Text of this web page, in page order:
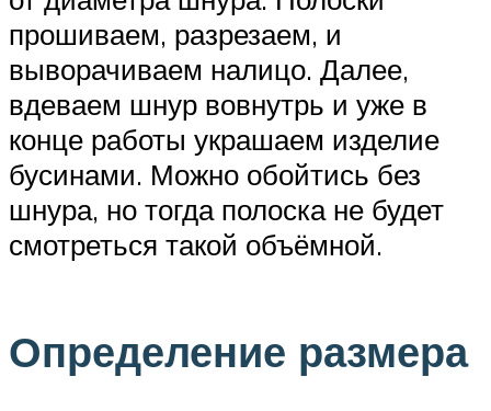
прошиваем, разрезаем, и
выворачиваем налицо. Далее,
вдеваем шнур вовнутрь и уже в
конце работы украшаем изделие
бусинами. Можно обойтись без
шнура, но тогда полоска не будет
смотреться такой объёмной.
Определение размера